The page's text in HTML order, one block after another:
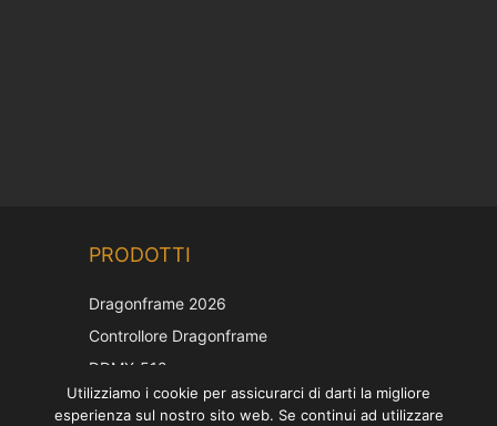
PRODOTTI
Dragonframe 2026
Controllore Dragonframe
DDMX-512
DMC-32
Utilizziamo i cookie per assicurarci di darti la migliore
esperienza sul nostro sito web. Se continui ad utilizzare
German